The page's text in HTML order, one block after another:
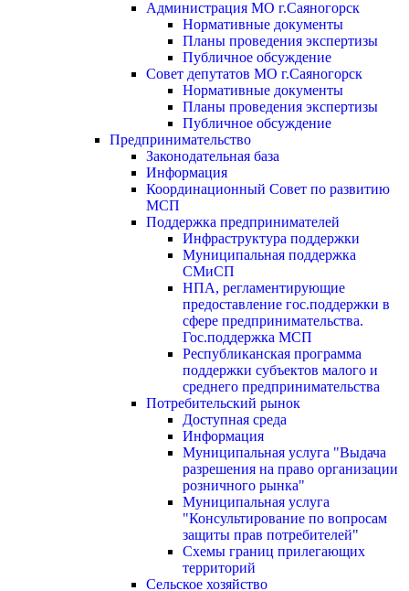
Администрация МО г.Саяногорск
Нормативные документы
Планы проведения экспертизы
Публичное обсуждение
Совет депутатов МО г.Саяногорск
Нормативные документы
Планы проведения экспертизы
Публичное обсуждение
Предпринимательство
Законодательная база
Информация
Координационный Совет по развитию
МСП
Поддержка предпринимателей
Инфраструктура поддержки
Муниципальная поддержка
СМиСП
НПА, регламентирующие
предоставление гос.поддержки в
сфере предпринимательства.
Гос.поддержка МСП
Республиканская программа
поддержки субъектов малого и
среднего предпринимательства
Потребительский рынок
Доступная среда
Информация
Муниципальная услуга "Выдача
разрешения на право организации
розничного рынка"
Муниципальная услуга
"Консультирование по вопросам
защиты прав потребителей"
Схемы границ прилегающих
территорий
Сельское хозяйство